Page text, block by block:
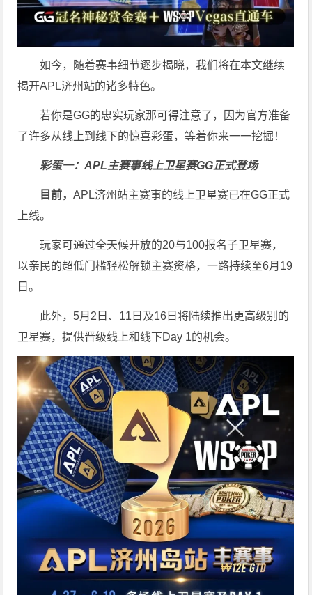
如今，随着赛事细节逐步揭晓，我们将在本文继续
揭开APL济州站的诸多特色。
若你是GG的忠实玩家那可得注意了，因为官方准备
了许多从线上到线下的惊喜彩蛋，等着你来一一挖掘！
彩蛋一：APL主赛事线上卫星赛GG正式登场
目前，APL济州站主赛事的线上卫星赛已在GG正式
上线。
玩家可通过全天候开放的20与100报名子卫星赛，
以亲民的超低门槛轻松解锁主赛资格，一路持续至6月19
日。
此外，5月2日、11日及16日将陆续推出更高级别的
卫星赛，提供晋级线上和线下Day 1的机会。